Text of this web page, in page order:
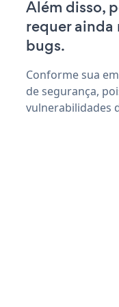
Além disso,
requer ainda
bugs.
Conforme sua
de segurança,
vulnerabilidades